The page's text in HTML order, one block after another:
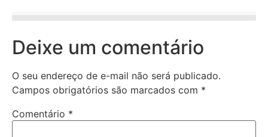
Deixe um comentário
O seu endereço de e-mail não será publicado.
Campos obrigatórios são marcados com *
Comentário *